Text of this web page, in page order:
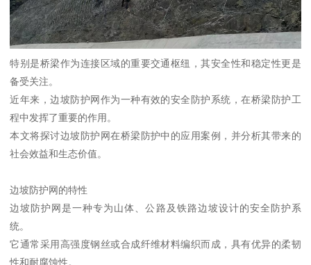
特别是桥梁作为连接区域的重要交通枢纽，其安全性和稳定性更是
备受关注。
近年来，边坡防护网作为一种有效的安全防护系统，在桥梁防护工
程中发挥了重要的作用。
本文将探讨边坡防护网在桥梁防护中的应用案例，并分析其带来的
社会效益和生态价值。
边坡防护网的特性
边坡防护网是一种专为山体、公路及铁路边坡设计的安全防护系
统。
它通常采用高强度钢丝或合成纤维材料编织而成，具有优异的柔韧
性和耐腐蚀性。